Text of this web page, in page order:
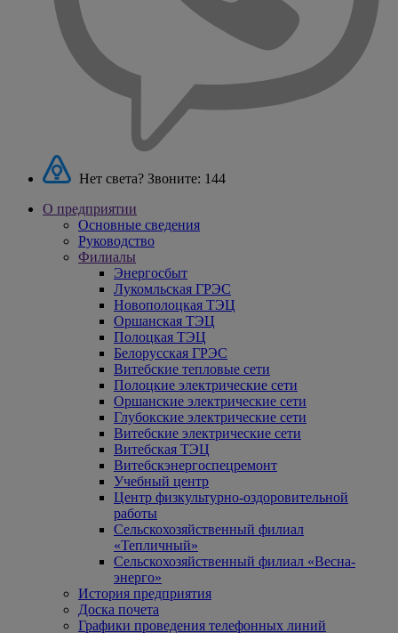
Нет света? Звоните: 144
О предприятии
Основные сведения
Руководство
Филиалы
Энергосбыт
Лукомльская ГРЭС
Новополоцкая ТЭЦ
Оршанская ТЭЦ
Полоцкая ТЭЦ
Белорусская ГРЭС
Витебские тепловые сети
Полоцкие электрические сети
Оршанские электрические сети
Глубокские электрические сети
Витебские электрические сети
Витебская ТЭЦ
Витебскэнергоспецремонт
Учебный центр
Центр физкультурно-оздоровительной
работы
Сельскохозяйственный филиал
«Тепличный»
Сельскохозяйственный филиал «Весна-
энерго»
История предприятия
Доска почета
Графики проведения телефонных линий